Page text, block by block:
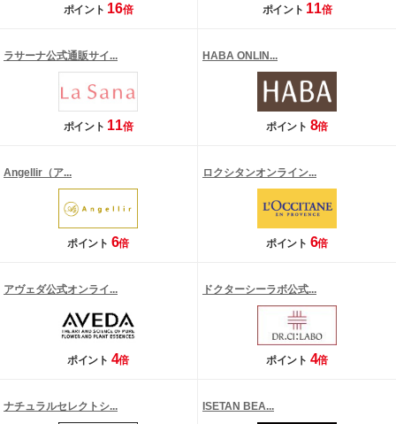
ポイント 16倍 ポイント 11倍
ラサーナ公式通販サイ...
ポイント 11倍
HABA ONLIN...
ポイント 8倍
Angellir（ア...
ポイント 6倍
ロクシタンオンライン...
ポイント 6倍
アヴェダ公式オンライ...
ポイント 4倍
ドクターシーラボ公式...
ポイント 4倍
ナチュラルセレクトシ... ISETAN BEA...